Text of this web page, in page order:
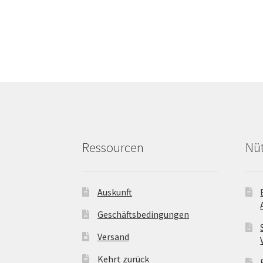
Ressourcen
Auskunft
Geschäftsbedingungen
Versand
Kehrt zurück